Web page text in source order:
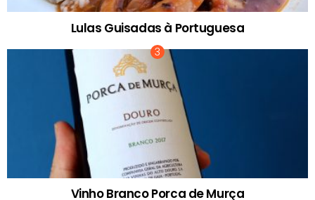
Lulas Guisadas à Portuguesa
Vinho Branco Porca de Murça